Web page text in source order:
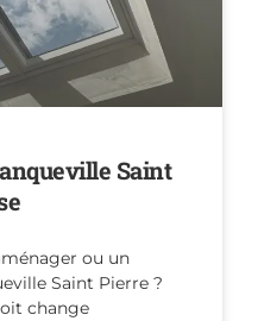
Saint
ou un
Saint Pierre ?
change